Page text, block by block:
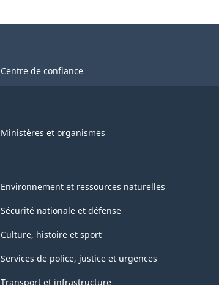
Centre de confiance
Ministères et organismes
Environnement et ressources naturelles
Sécurité nationale et défense
Culture, histoire et sport
Services de police, justice et urgences
Transport et infrastructure